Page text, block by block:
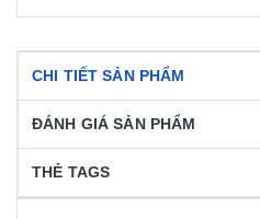
CHI TIẾT SẢN PHẨM
ĐÁNH GIÁ SẢN PHẨM
THẺ TAGS